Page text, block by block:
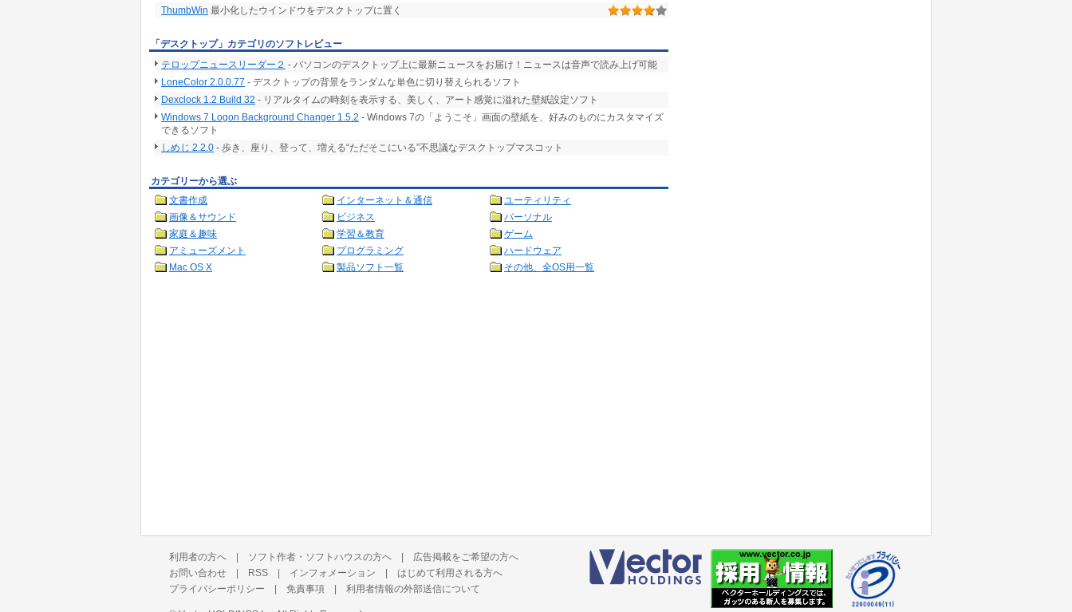
ThumbWin 最小化したウインドウをデスクトップに置く
「デスクトップ」カテゴリのソフトレビュー
テロップニュースリーダー２ - パソコンのデスクトップ上に最新ニュースをお届け！ニュースは音声で読み上げ可能
LoneColor 2.0.0.77 - デスクトップの背景をランダムな単色に切り替えられるソフト
Dexclock 1.2 Build 32 - リアルタイムの時刻を表示する、美しく、アート感覚に溢れた壁紙設定ソフト
Windows 7 Logon Background Changer 1.5.2 - Windows 7の「ようこそ」画面の壁紙を、好みのものにカスタマイズ
できるソフト
しめじ 2.2.0 - 歩き、座り、登って、増える“ただそこにいる”不思議なデスクトップマスコット
カテゴリーから選ぶ
文書作成
インターネット＆通信
ユーティリティ
画像＆サウンド
ビジネス
パーソナル
家庭＆趣味
学習＆教育
ゲーム
アミューズメント
プログラミング
ハードウェア
Mac OS X
製品ソフト一覧 その他、全OS用一覧
利用者の方へ | ソフト作者・ソフトハウスの方へ | 広告掲載をご希望の方へ
お問い合わせ | RSS | インフォメーション | はじめて利用される方へ
プライバシーポリシー | 免責事項 | 利用者情報の外部送信について